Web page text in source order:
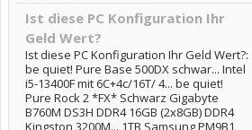
Ist diese PC Konfiguration Ihr
Geld Wert?
Ist diese PC Konfiguration Ihr Geld Wert?:
be quiet! Pure Base 500DX schwar... Intel
i5-13400F mit 6C+4c/16T/ 4... be quiet!
Pure Rock 2 *FX* Schwarz Gigabyte
B760M DS3H DDR4 16GB (2x8GB) DDR4
Kingston 3200M... 1TB Samsung PM9B1